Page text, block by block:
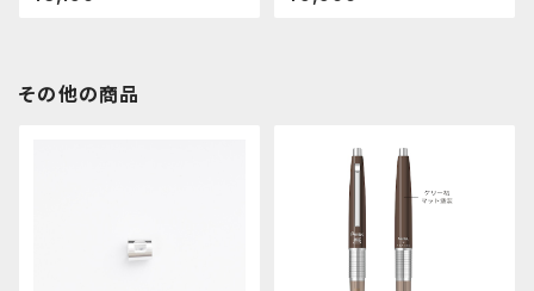
ンティコ)
その他の商品